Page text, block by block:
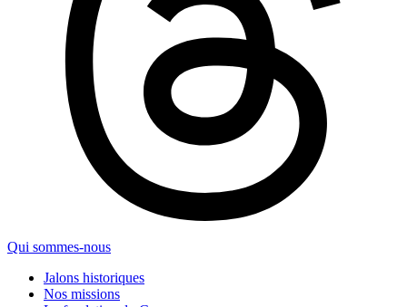
Qui sommes-nous
Jalons historiques
Nos missions